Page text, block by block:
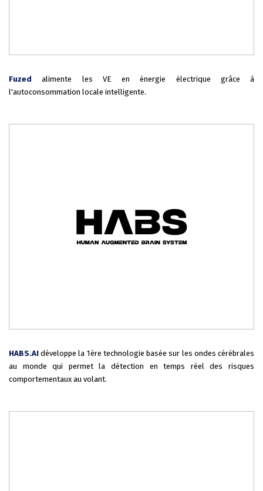
Fuzedalimente les VE en énergie électrique grâce à
l'autoconsommation locale intelligente.
HABS.AI développe la 1ère technologie basée sur les ondes cérébrales
au monde qui permet la détection en temps réel des risques
comportementaux au volant.